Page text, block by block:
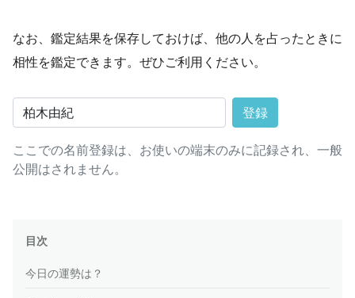
なお、鑑定結果を保存しておけば、他の人を占ったときに
相性を鑑定できます。ぜひご利用ください。
登録
ここでの名前登録は、お使いの端末のみに記録され、一般
公開はされません。
目次
今日の運勢は？